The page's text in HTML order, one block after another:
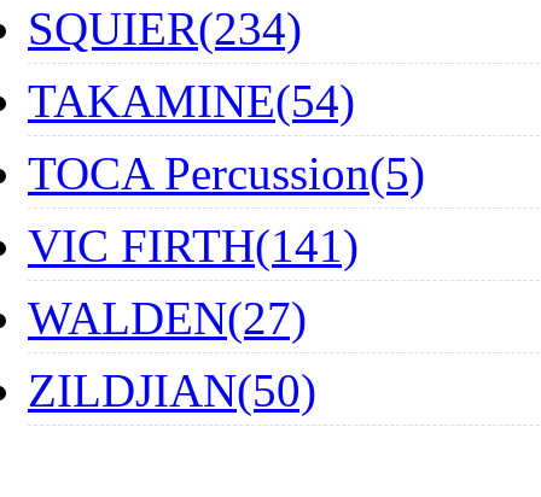
SQUIER(234)
TAKAMINE(54)
TOCA Percussion(5)
VIC FIRTH(141)
WALDEN(27)
ZILDJIAN(50)